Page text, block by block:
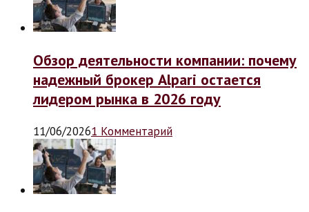
Обзор деятельности компании: почему
надежный брокер Alpari остается
лидером рынка в 2026 году
11/06/20261 Комментарий